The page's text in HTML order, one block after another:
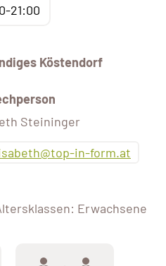
21:00
Köstendorf
Steininger
in-form.at
Erwachsene